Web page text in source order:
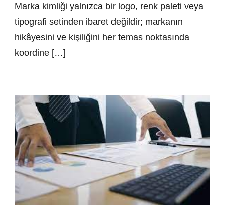
Marka kimliği yalnızca bir logo, renk paleti veya
tipografi setinden ibaret değildir; markanın
hikâyesini ve kişiliğini her temas noktasında
koordine […]